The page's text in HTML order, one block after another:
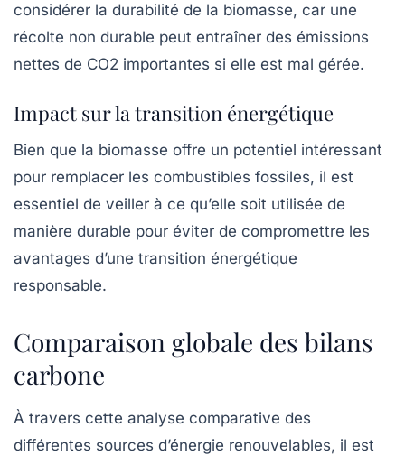
considérer la durabilité de la biomasse, car une
récolte non durable peut entraîner des émissions
nettes de CO2 importantes si elle est mal gérée.
Impact sur la transition énergétique
Bien que la biomasse offre un potentiel intéressant
pour remplacer les combustibles fossiles, il est
essentiel de veiller à ce qu’elle soit utilisée de
manière durable pour éviter de compromettre les
avantages d’une transition énergétique
responsable.
Comparaison globale des bilans
carbone
À travers cette analyse comparative des
différentes sources d’énergie renouvelables, il est